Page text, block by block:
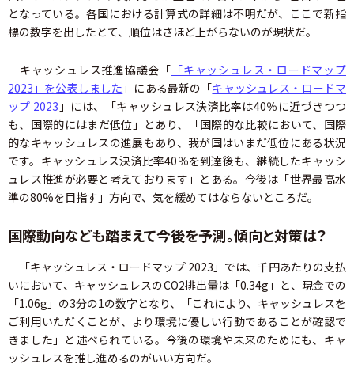
となっている。各国における計算式の詳細は不明だが、ここで新指
標の数字を出したとて、順位はさほど上がらないのが現状だ。
キャッシュレス推進協議会「 「キャッシュレス・ロードマップ
2023」を公表しました 」にある最新の「キャッシュレス・ロードマ
ップ 2023 」には、「キャッシュレス決済比率は40％に近づきつつ
も、国際的にはまだ低位」とあり、「国際的な比較において、国際
的なキャッシュレスの進展もあり、我が国はいまだ低位にある状況
です。キャッシュレス決済比率40％を到達後も、継続したキャッシ
ュレス推進が必要と考えております」とある。今後は「世界最高水
準の80%を目指す」方向で、気を緩めてはならないところだ。
国際動向なども踏まえて今後を予測。傾向と対策は？
「キャッシュレス・ロードマップ 2023」では、千円あたりの支払
いにおいて、キャッシュレスのCO2排出量は「0.34g」と、現金での
「1.06g」の3分の1の数字となり、「これにより、キャッシュレスを
ご利用いただくことが、より環境に優しい行動であることが確認で
きました」と述べられている。今後の環境や未来のためにも、キャ
ッシュレスを推し進めるのがいい方向だ。